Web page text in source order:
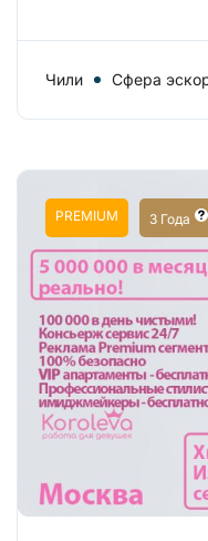
Чили Сфера
PREMIUM 3 Года